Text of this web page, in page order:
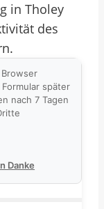
in Tholey
des
später
nach 7 Tagen
Danke